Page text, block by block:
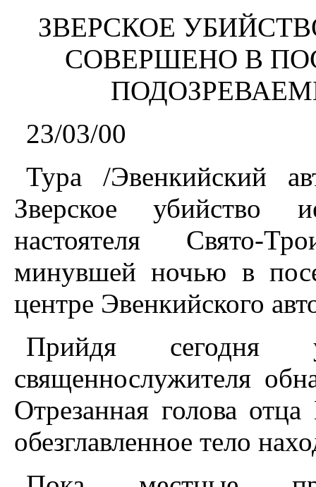
ЗВЕРСКОЕ
СОВЕРШЕНО В
23/03/00
Тура /Эвенкийский
Зверское убийство
настоятеля Свято-
минувшей ночью в
центре Эвенкийского
Прийдя
священнослужителя
Отрезанная голова
обезглавленное тело